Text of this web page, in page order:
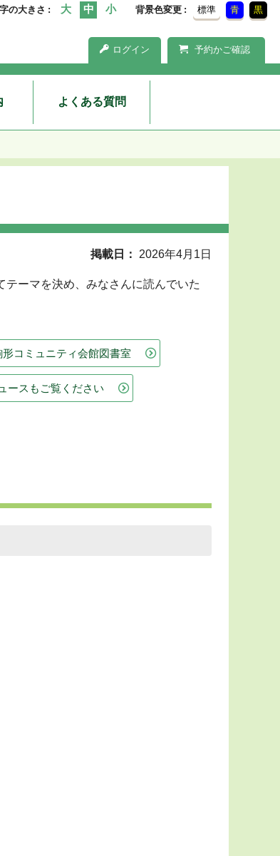
の大きさ 背景色変更 標準 青 黒
ログイン 予約かご確認
よくある質問
掲載日 2026年4月1日
ーマを決め、みなさんに読んでいた
形コミュニティ会館図書室
ースもご覧ください